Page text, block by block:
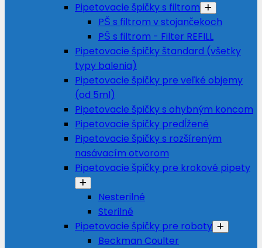
Pipetovacie špičky s filtrom
PŠ s filtrom v stojančekoch
PŠ s filtrom - Filter REFILL
Pipetovacie špičky štandard (všetky
typy balenia)
Pipetovacie špičky pre veľké objemy
(od 5ml)
Pipetovacie špičky s ohybným koncom
Pipetovacie špičky predĺžené
Pipetovacie špičky s rozšíreným
nasávacím otvorom
Pipetovacie špičky pre krokové pipety
Nesterilné
Sterilné
Pipetovacie špičky pre roboty
Beckman Coulter